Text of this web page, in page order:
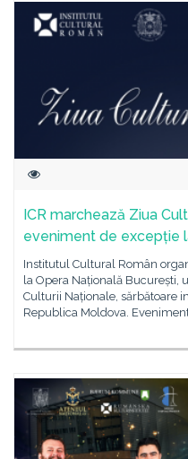
ICR marchează Ziua
eveniment de excepție
Institutul Cultural Român
la Opera Națională București,
Culturii Naționale, sărbătoare
Republica Moldova.